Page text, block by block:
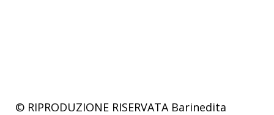
© RIPRODUZIONE RISERVATA Barinedita